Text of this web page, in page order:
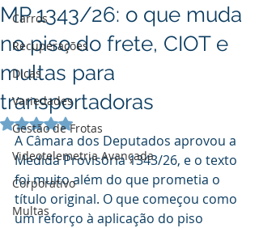
Carros
Recuperações
Dicas
Variedades
Gestão de Frotas
Videotelemetria Avançada
Corporativo
Multas
MP 1343/26: o que muda
no piso do frete, CIOT e
multas para
transportadoras
Avaliado com NaN de 5 estrelas.
A Câmara dos Deputados aprovou a
Medida Provisória 1343/26, e o texto
foi muito além do que prometia o
título original. O que começou como
um reforço à aplicação do piso